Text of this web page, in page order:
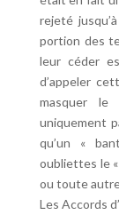
rejeté
portion des
leur céder
d’appeler
masquer le
uniquement
qu’un «
oubliettes le
ou toute
Les Accords